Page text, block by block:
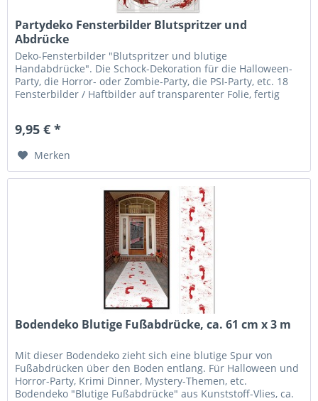
Partydeko Fensterbilder Blutspritzer und
Abdrücke
Deko-Fensterbilder "Blutspritzer und blutige
Handabdrücke". Die Schock-Dekoration für die Halloween-
Party, die Horror- oder Zombie-Party, die PSI-Party, etc. 18
Fensterbilder / Haftbilder auf transparenter Folie, fertig
9,95 € *
Merken
Bodendeko Blutige Fußabdrücke, ca. 61 cm x 3 m
Mit dieser Bodendeko zieht sich eine blutige Spur von
Fußabdrücken über den Boden entlang. Für Halloween und
Horror-Party, Krimi Dinner, Mystery-Themen, etc.
Bodendeko "Blutige Fußabdrücke" aus Kunststoff-Vlies, ca.